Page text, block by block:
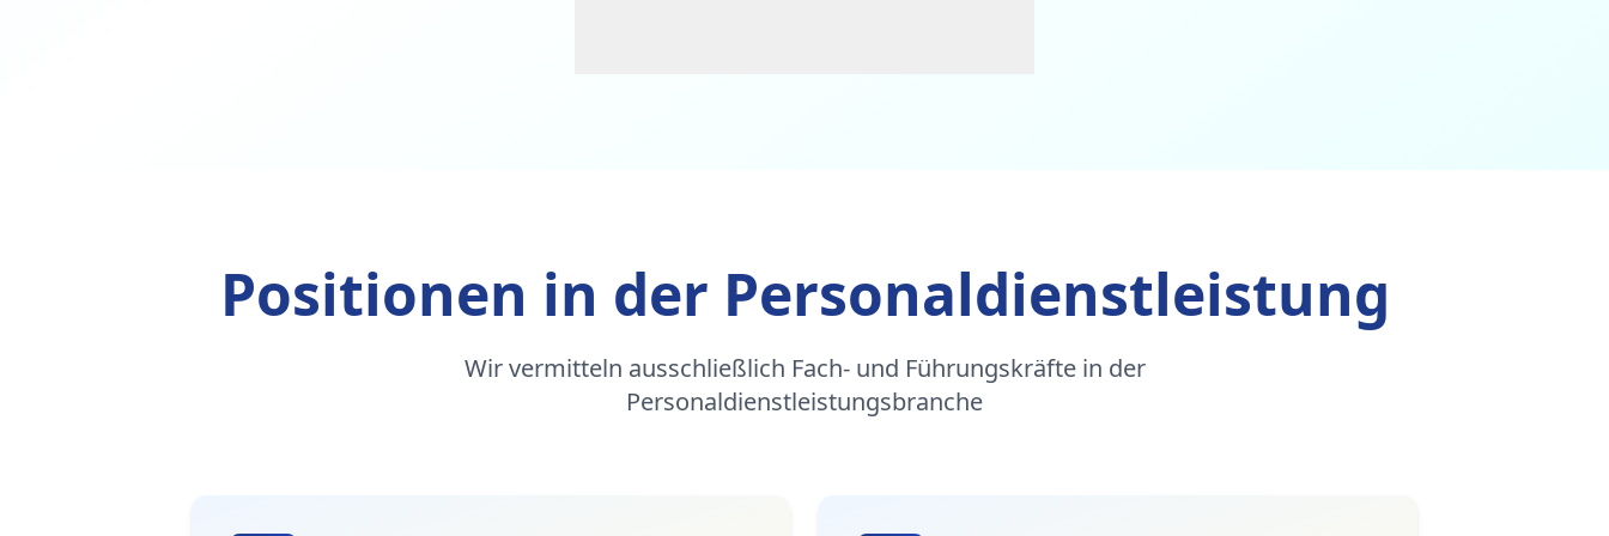
Positionen in der Personaldienstleistung
Wir vermitteln ausschließlich Fach- und Führungskräfte in der
Personaldienstleistungsbranche